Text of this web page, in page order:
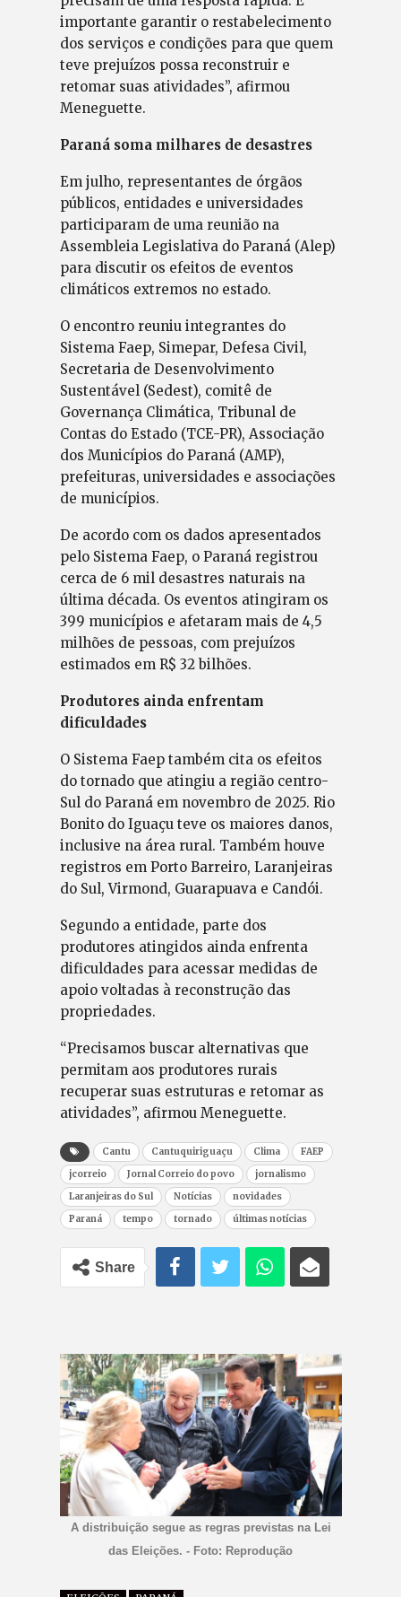
importante garantir o restabelecimento
dos serviços e condições para que quem
teve prejuízos possa reconstruir e
retomar suas atividades”, afirmou
Meneguette.
Paraná soma milhares de desastres
Em julho, representantes de órgãos
públicos, entidades e universidades
participaram de uma reunião na
Assembleia Legislativa do Paraná (Alep)
para discutir os efeitos de eventos
climáticos extremos no estado.
O encontro reuniu integrantes do
Sistema Faep, Simepar, Defesa Civil,
Secretaria de Desenvolvimento
Sustentável (Sedest), comitê de
Governança Climática, Tribunal de
Contas do Estado (TCE-PR), Associação
dos Municípios do Paraná (AMP),
prefeituras, universidades e associações
de municípios.
De acordo com os dados apresentados
pelo Sistema Faep, o Paraná registrou
cerca de 6 mil desastres naturais na
última década. Os eventos atingiram os
399 municípios e afetaram mais de 4,5
milhões de pessoas, com prejuízos
estimados em R$ 32 bilhões.
Produtores ainda enfrentam
dificuldades
O Sistema Faep também cita os efeitos
do tornado que atingiu a região centro-
Sul do Paraná em novembro de 2025. Rio
Bonito do Iguaçu teve os maiores danos,
inclusive na área rural. Também houve
registros em Porto Barreiro, Laranjeiras
do Sul, Virmond, Guarapuava e Candói.
Segundo a entidade, parte dos
produtores atingidos ainda enfrenta
dificuldades para acessar medidas de
apoio voltadas à reconstrução das
propriedades.
“Precisamos buscar alternativas que
permitam aos produtores rurais
recuperar suas estruturas e retomar as
atividades”, afirmou Meneguette.
Cantu Cantuquiriguaçu Clima
FAEP
jcorreio
Jornal Correio do povo
jornalismo
Laranjeiras do Sul
Notícias
novidades
Paraná
tempo tornado últimas notícias
Share
A distribuição segue as regras previstas na Lei
das Eleições. - Foto: Reprodução